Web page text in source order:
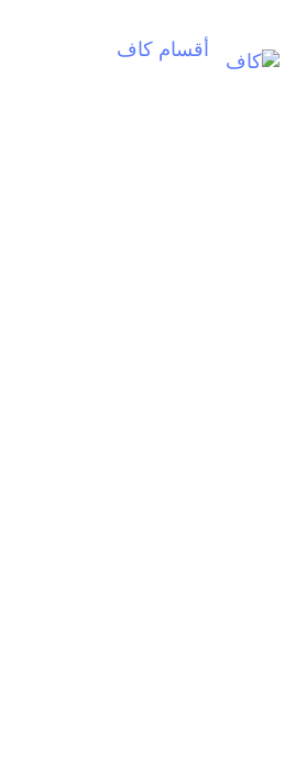
أقسام كاف